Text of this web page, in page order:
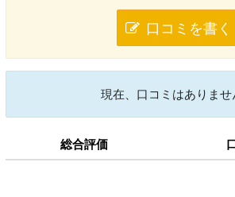
口コミを書く
現在、口コミはありませ
総合評価